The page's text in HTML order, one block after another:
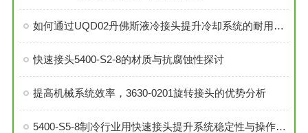
如何通过UQD02丹佛斯液冷接头提升冷却系统的耐用性？
快速接头5400-S2-8的材质与抗腐蚀性探讨
提高机械系统效率，3630-0201旋转接头的优势分析
5400-S5-8制冷行业用快速接头提升系统稳定性与操作便捷性